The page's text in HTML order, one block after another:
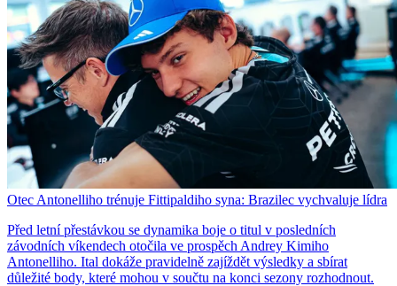
Otec Antonelliho trénuje Fittipaldiho syna: Brazilec vychvaluje lídra
Před letní přestávkou se dynamika boje o titul v posledních
závodních víkendech otočila ve prospěch Andrey Kimiho
Antonelliho. Ital dokáže pravidelně zajíždět výsledky a sbírat
důležité body, které mohou v součtu na konci sezony rozhodnout.